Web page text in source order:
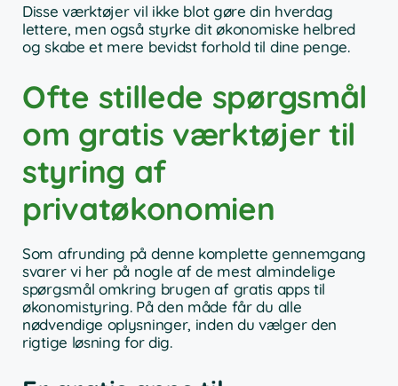
Disse værktøjer vil ikke blot gøre din hverdag
lettere, men også styrke dit økonomiske helbred
og skabe et mere bevidst forhold til dine penge.
Ofte stillede spørgsmål
om gratis værktøjer til
styring af
privatøkonomien
Som afrunding på denne komplette gennemgang
svarer vi her på nogle af de mest almindelige
spørgsmål omkring brugen af gratis apps til
økonomistyring. På den måde får du alle
nødvendige oplysninger, inden du vælger den
rigtige løsning for dig.